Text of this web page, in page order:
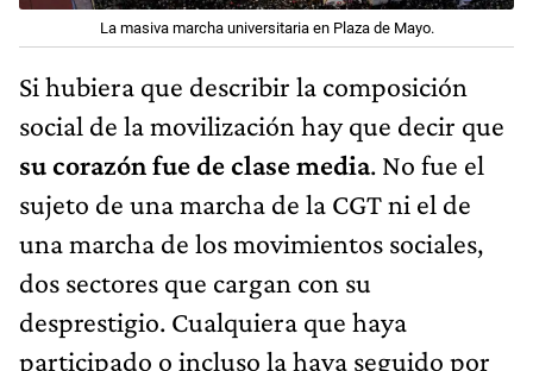
La masiva marcha universitaria en Plaza de Mayo.
Si hubiera que describir la composición
social de la movilización hay que decir que
su corazón fue de clase media. No fue el
sujeto de una marcha de la CGT ni el de
una marcha de los movimientos sociales,
dos sectores que cargan con su
desprestigio. Cualquiera que haya
participado o incluso la haya seguido por